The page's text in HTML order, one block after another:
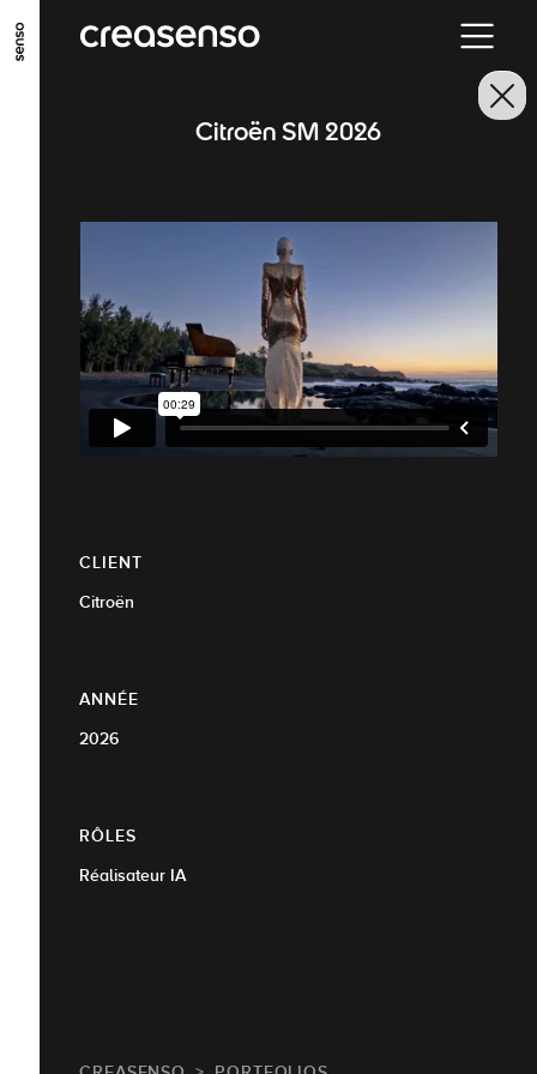
ALLER AU CONTENU PRINCIPAL
ALLER EN BAS DE PAGECitroën SM 2026
CLIENT
Citroën
ANNÉE
2026
RÔLES
Réalisateur IA